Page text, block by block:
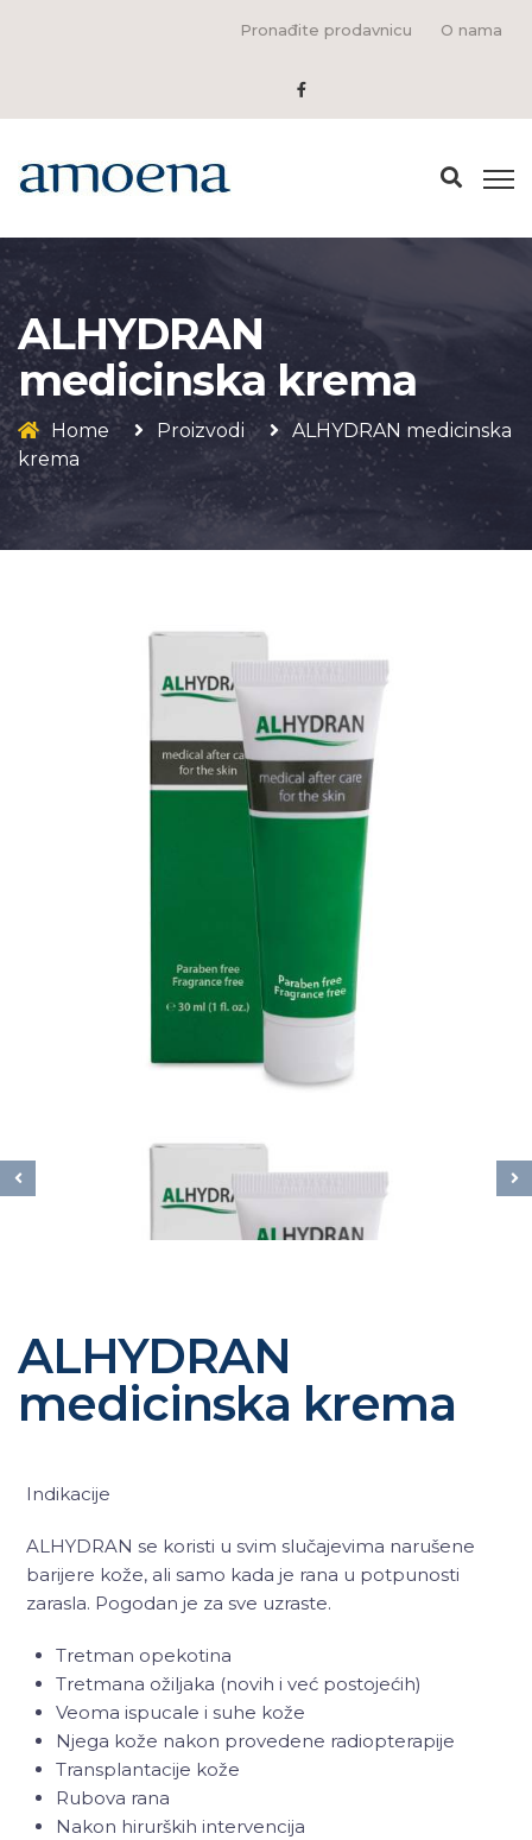
Pronađite prodavnicu O nama
ALHYDRAN
medicinska krema
Home Proizvodi
ALHYDRAN medicinska
krema
ALHYDRAN
medicinska krema
Indikacije
ALHYDRAN se koristi u svim slučajevima narušene
barijere kože, ali samo kada je rana u potpunosti
zarasla. Pogodan je za sve uzraste.
Tretman opekotina
Tretmana ožiljaka (novih i već postojećih)
Veoma ispucale i suhe kože
Njega kože nakon provedene radiopterapije
Transplantacije kože
Rubova rana
Nakon hirurških intervencija